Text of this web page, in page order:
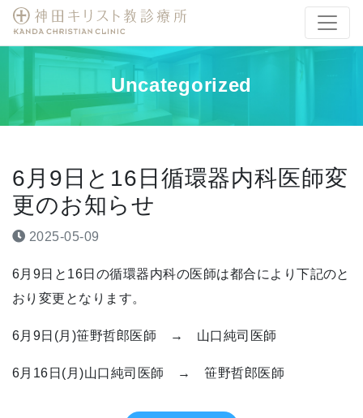
Uncategorized
6月9日と16日循環器内科医師変
更のお知らせ
2025-05-09
6月9日と16日の循環器内科の医師は都合により下記のと
おり変更となります。
6月9日(月)笹野哲郎医師 → 山口純司医師
6月16日(月)山口純司医師 → 笹野哲郎医師